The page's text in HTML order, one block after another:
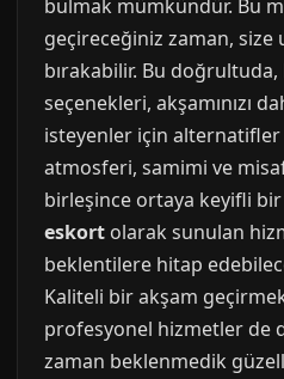
bulmak mümkündür. Bu
geçireceğiniz zaman, size
bırakabilir. Bu doğrultuda,
seçenekleri, akşamınızı
isteyenler için alternatifler
atmosferi, samimi ve
birleşince ortaya keyifli bir
eskort olarak sunulan
beklentilere hitap
Kaliteli bir akşam
profesyonel hizmetler de
zaman beklenmedik